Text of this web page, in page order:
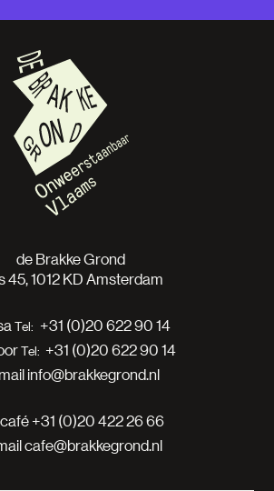
de Brakke Grond
45, 1012 KD Amsterdam
+31 (0)20 622 90 14
+31 (0)20 622 90 14
info@brakkegrond.nl
+31 (0)20 422 26 66
cafe@brakkegrond.nl